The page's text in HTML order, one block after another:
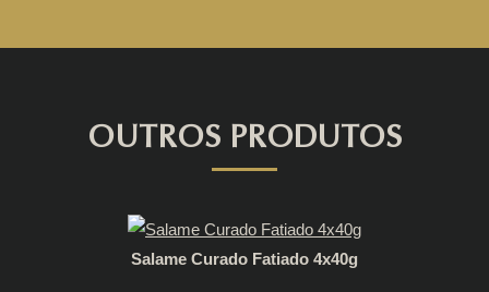
OUTROS PRODUTOS
Salame Curado Fatiado 4x40g